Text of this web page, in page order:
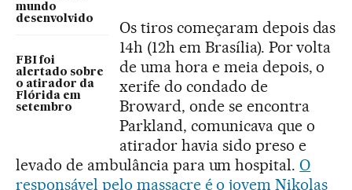
mundo
desenvolvido
FBI foi
alertado sobre
o atirador da
Flórida em
setembro
Os tiros começaram depois das
14h (12h em Brasília). Por volta
de uma hora e meia depois, o
xerife do condado de
Broward, onde se encontra
Parkland, comunicava que o
atirador havia sido preso e
levado de ambulância para um hospital. O
responsável pelo massacre é o jovem Nikolas